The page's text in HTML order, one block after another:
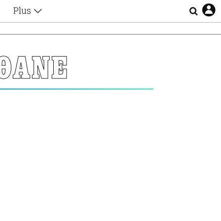
Plus
Αφιερώματα
Ζώδια